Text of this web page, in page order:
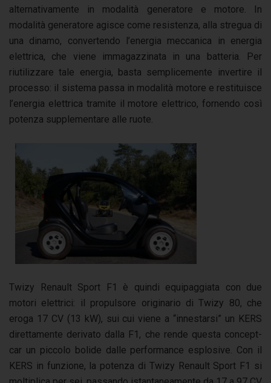
alternativamente in modalità generatore e motore. In
modalità generatore agisce come resistenza, alla stregua di
una dinamo, convertendo l’energia meccanica in energia
elettrica, che viene immagazzinata in una batteria. Per
riutilizzare tale energia, basta semplicemente invertire il
processo: il sistema passa in modalità motore e restituisce
l’energia elettrica tramite il motore elettrico, fornendo così
potenza supplementare alle ruote.
Twizy Renault Sport F1 è quindi equipaggiata con due
motori elettrici: il propulsore originario di Twizy 80, che
eroga 17 CV (13 kW), sui cui viene a “innestarsi” un KERS
direttamente derivato dalla F1, che rende questa concept-
car un piccolo bolide dalle performance esplosive. Con il
KERS in funzione, la potenza di Twizy Renault Sport F1 si